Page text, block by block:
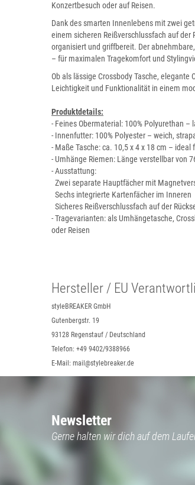
Konzertbesuch oder auf Reisen.
Dank des smarten Innenlebens mit zwei
einem sicheren Reißverschlussfach auf
organisiert und griffbereit. Der
– für maximalen Tragekomfort und
Ob als lässige Crossbody Tasche,
Leichtigkeit und Funktionalität in einem
Produktdetails:
- Feines Obermaterial: 100% Polyurethan
- Innenfutter: 100% Polyester – weich,
- Maße Tasche: ca. 10,5 x 4 x 18 cm –
- Umhänge Riemen: Länge verstellbar von
- Ausstattung:
Zwei separate Hauptfächer mit
Sechs integrierte Kartenfächer im Inneren
Sicheres Reißverschlussfach auf der
- Tragevarianten: als Umhängetasche,
oder Reisen
Hersteller / EU
styleBREAKER GmbH
Gutenbergstr. 19
93128 Regenstauf / Deutschland
Telefon: +49 9402/9388966
E-Mail: mail@stylebreaker.de
Newsletter
Gerne halten wir dich auf dem